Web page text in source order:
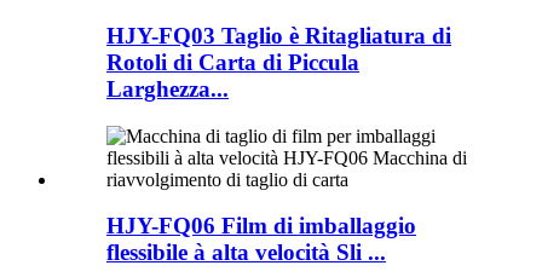
HJY-FQ03 Taglio è Ritagliatura di
Rotoli di Carta di Piccula
Larghezza...
HJY-FQ06 Film di imballaggio
flessibile à alta velocità Sli ​​...